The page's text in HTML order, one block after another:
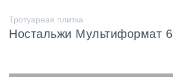
Тротуарная плитка
Ностальжи Мультиформат 6